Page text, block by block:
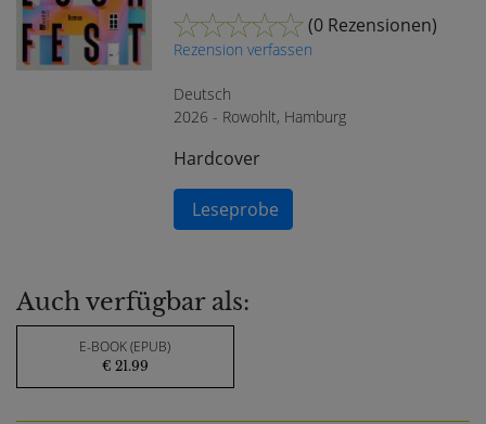
(0 Rezensionen)
Rezension verfassen
Deutsch
2026 - Rowohlt, Hamburg
Hardcover
Leseprobe
Auch verfügbar als:
E-BOOK (EPUB)
€ 21.99